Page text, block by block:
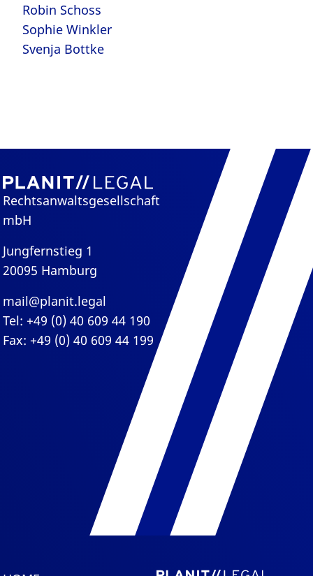
Robin Schoss
Sophie Winkler
Svenja Bottke
Rechtsanwaltsgesellschaft
mbH
Jungfernstieg 1
20095 Hamburg
mail@planit.legal
Tel: +49 (0) 40 609 44 190
Fax: +49 (0) 40 609 44 199